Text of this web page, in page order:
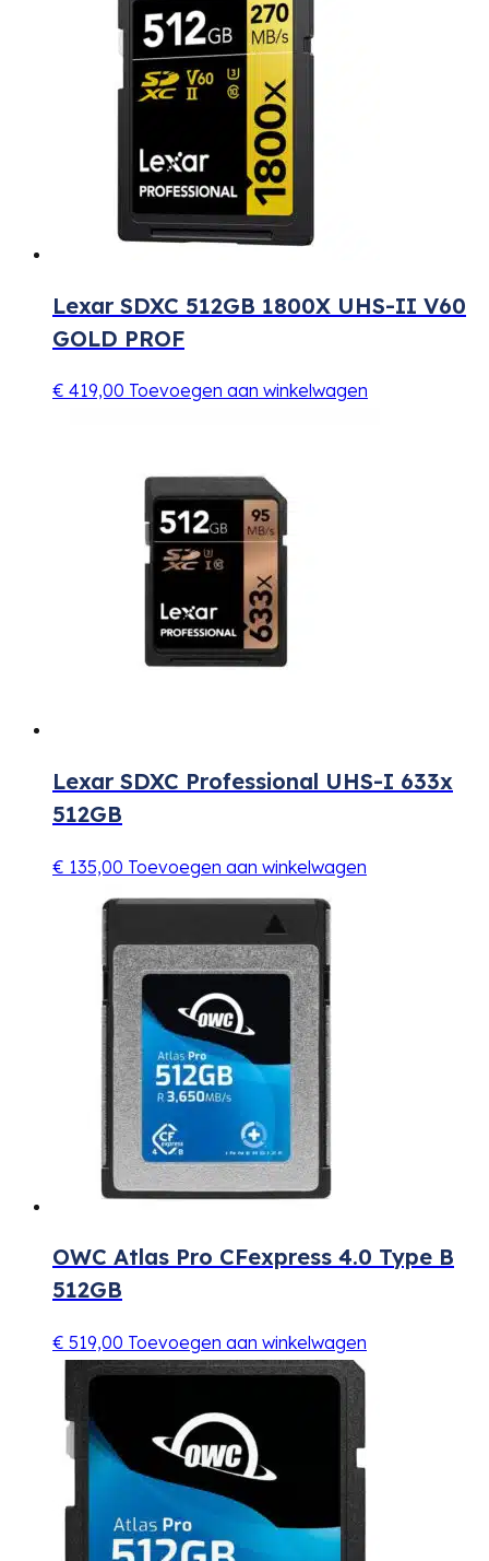
Lexar SDXC 512GB 1800X UHS-II V60
GOLD PROF
€ 419,00 Toevoegen aan winkelwagen
Lexar SDXC Professional UHS-I 633x
512GB
€ 135,00 Toevoegen aan winkelwagen
OWC Atlas Pro CFexpress 4.0 Type B
512GB
€ 519,00 Toevoegen aan winkelwagen